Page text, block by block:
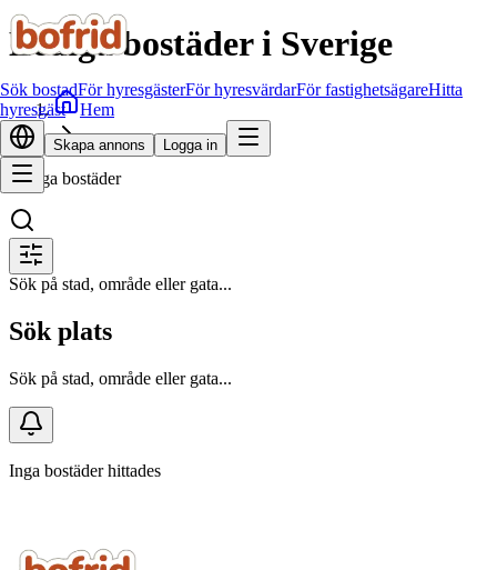
Sök bostadFör hyresgästerFör hyresvärdarFör fastighetsägareHitta
hyresgäst
Skapa annons Logga in
Lediga bostäder i Sverige
Hem
Sök bostad
Lediga bostäder
Sök på stad, område eller gata...
Sök plats
Sök på stad, område eller gata...
Inga bostäder hittades